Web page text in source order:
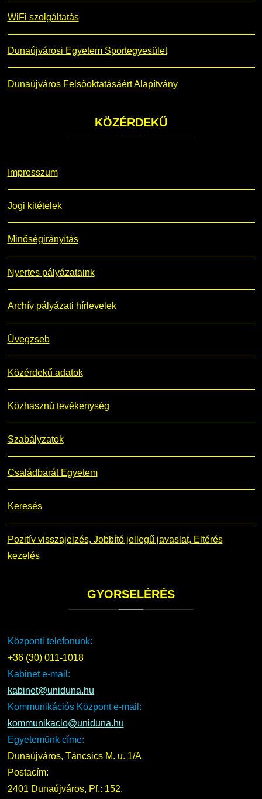
WiFi szolgáltatás
Dunaújvárosi Egyetem Sportegyesület
Dunaújváros Felsőoktatásáért Alapítvány
KÖZÉRDEKŰ
Impresszum
Jogi kitételek
Minőségirányítás
Nyertes pályázataink
Archív pályázati hírlevelek
Üvegzseb
Közérdekű adatok
Közhasznú tevékenység
Szabályzatok
Családbarát Egyetem
Keresés
Pozitív visszajelzés, Jobbító jellegű javaslat, Eltérés
kezelés
GYORSELÉRÉS
Központi telefonunk:
+36 (30) 011-1018
Kabinet e-mail:
kabinet@uniduna.hu
Kommunikációs Központ e-mail:
kommunikacio@uniduna.hu
Egyetemünk címe:
Dunaújváros, Táncsics M. u. 1/A
Postacím:
2401 Dunaújváros, Pf.: 152.